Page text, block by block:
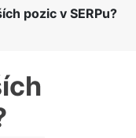
pozic v SERPu?